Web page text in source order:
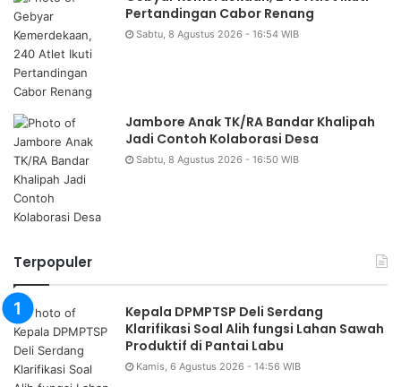
Pertandingan Cabor Renang
Sabtu, 8 Agustus 2026 - 16:54 WIB
Jambore Anak TK/RA Bandar Khalipah
Jadi Contoh Kolaborasi Desa
Sabtu, 8 Agustus 2026 - 16:50 WIB
Terpopuler
Kepala DPMPTSP Deli Serdang
Klarifikasi Soal Alih fungsi Lahan Sawah
Produktif di Pantai Labu
Kamis, 6 Agustus 2026 - 14:56 WIB